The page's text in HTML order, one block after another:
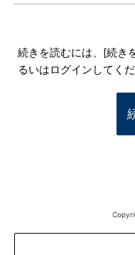
続きを読むには、[続き
るいはログインしてくだ